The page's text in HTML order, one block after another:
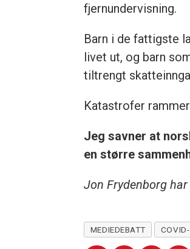
fjernundervisning.
Barn i de fattigste
livet ut, og barn
tiltrengt
Katastrofer
Jeg savner at
en større
Jon Frydenborg
MEDIEDEBATT